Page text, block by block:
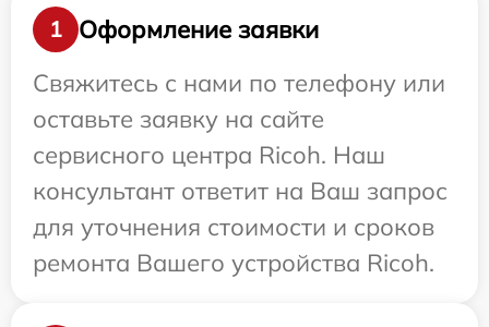
1
Оформление заявки
Свяжитесь с нами по телефону или
оставьте заявку на сайте
сервисного центра Ricoh. Наш
консультант ответит на Ваш запрос
для уточнения стоимости и сроков
ремонта Вашего устройства Ricoh.